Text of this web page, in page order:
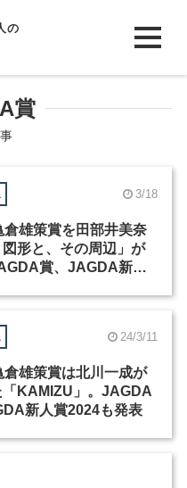
の
賞
3/18
倉雄策賞を田部井美奈
形と、その周辺」が
賞、JAGDA新人
24/3/11
倉雄策賞は北川一成が
「KAMIZU」。JAGDA
新人賞2024も発表